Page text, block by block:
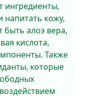
ингредиенты,
напитать кожу,
быть алоэ вера,
кислота,
Также
которые